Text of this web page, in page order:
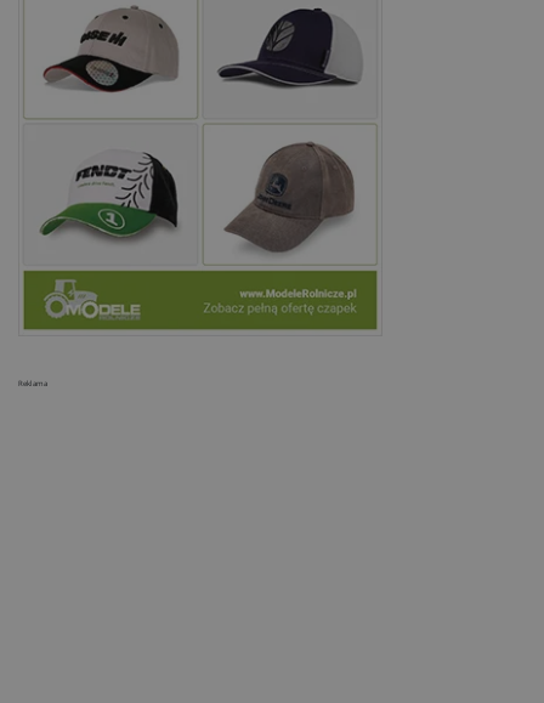
Reklama